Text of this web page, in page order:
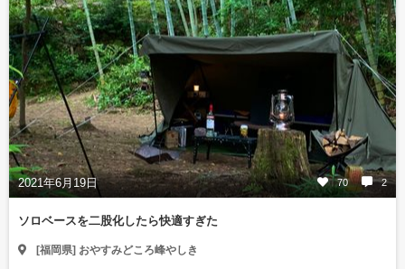
2021年6月19日 70 2
ソロベースを二股化したら快適すぎた
[福岡県] おやすみどころ峰やしき